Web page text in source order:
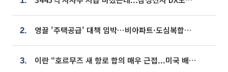
2. 영끌 '주택공급' 대책 임박⋯비아파트·도심복합까지 총동원
3. 이란 “호르무즈 새 항로 합의 매우 근접...미국 배상 먼저”